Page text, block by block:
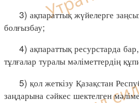
3) ақпараттық жүйелерге заңсыз
болғызбау;
4) ақпараттық ресурстарда
тұлғалар туралы мәліметтердің
5) қол жеткізу Қазақстан
заңдарына сәйкес шектелген